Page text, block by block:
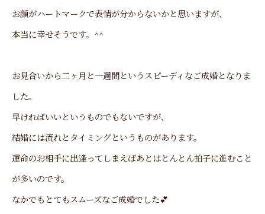
お顔がハートマークで表情が分からないかと思いますが、
本当に幸せそうです。^^
お見合いから二ヶ月と一週間というスピーディなご成婚となりま
した。
早ければいいというものでもないですが、
結婚には流れとタイミングというものがあります。
運命のお相手に出逢ってしまえばあとはとんとん拍子に進むこと
が多いのです。
なかでもとてもスムーズなご成婚でした💕